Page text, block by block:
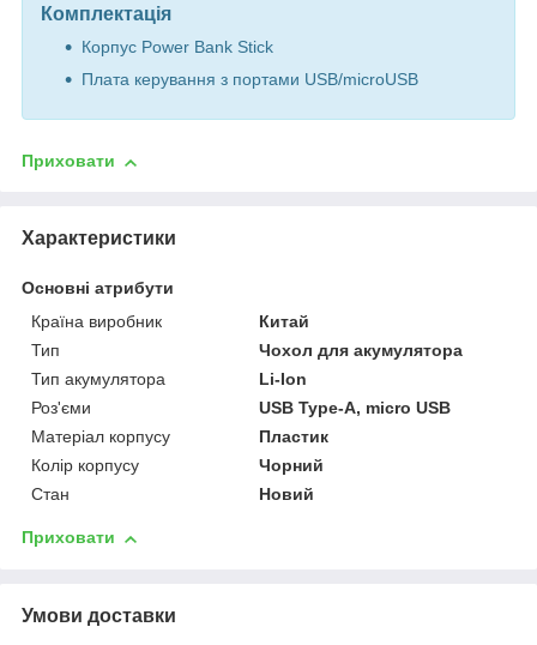
Комплектація
Корпус Power Bank Stick
Плата керування з портами USB/microUSB
Приховати
Характеристики
Основні атрибути
Країна виробник
Китай
Тип
Чохол для акумулятора
Тип акумулятора
Li-Ion
Роз'єми
USB Type-A, micro USB
Матеріал корпусу
Пластик
Колір корпусу
Чорний
Стан
Новий
Приховати
Умови доставки